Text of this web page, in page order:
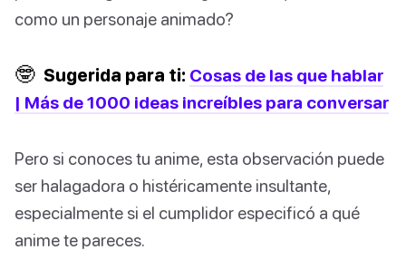
como un personaje animado?
🤓 Sugerida para ti: Cosas de las que hablar
| Más de 1000 ideas increíbles para conversar
Pero si conoces tu anime, esta observación puede
ser halagadora o histéricamente insultante,
especialmente si el cumplidor especificó a qué
anime te pareces.